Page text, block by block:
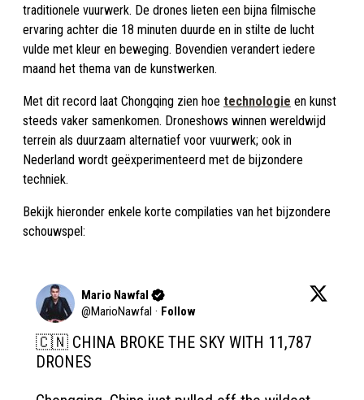
traditionele vuurwerk. De drones lieten een bijna filmische
ervaring achter die 18 minuten duurde en in stilte de lucht
vulde met kleur en beweging. Bovendien verandert iedere
maand het thema van de kunstwerken.
Met dit record laat Chongqing zien hoe technologie en kunst
steeds vaker samenkomen. Droneshows winnen wereldwijd
terrein als duurzaam alternatief voor vuurwerk; ook in
Nederland wordt geëxperimenteerd met de bijzondere
techniek.
Bekijk hieronder enkele korte compilaties van het bijzondere
schouwspel:
Mario Nawfal
@MarioNawfal · Follow
🇨🇳 CHINA BROKE THE SKY WITH 11,787
DRONES